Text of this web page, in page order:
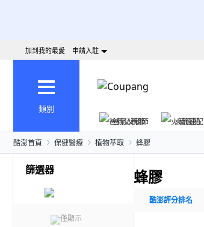
加到我的最愛 申請入駐
類別
爸氣父親節
火箭速配
酷澎首頁 保健醫療 植物萃取 蜂膠
篩選器
僅顯示
蜂膠
酷澎評分排名